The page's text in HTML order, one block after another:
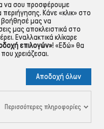
καλώδιο - ΙΔΑΝΙΚΑ ΓΙΑ
να σου προσφέρουμε
Κάνε «κλικ» στο
βοήθησέ μας να
μας αποκλειστικά στο
Εναλλακτικά κλίκαρε
επιλογών»! «Εδώ» θα
χρειάζεσαι.
Αποδοχή όλων
Περισσότερες πληροφορίες